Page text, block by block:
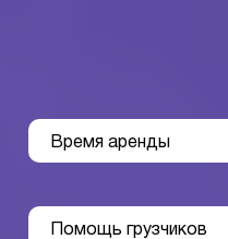
Время аренды
Помощь грузчиков